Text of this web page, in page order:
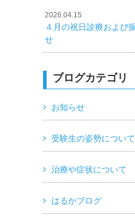
2026.04.15
４月の祝日診療および
せ
ブログカテゴリ
お知らせ
受験生の姿勢について
治療や症状について
はるかブログ